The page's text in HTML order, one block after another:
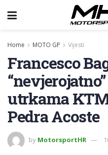
Home MOTO GP Vijesti
Francesco
utrkama
Pedra Acoste
by MotorsportHR